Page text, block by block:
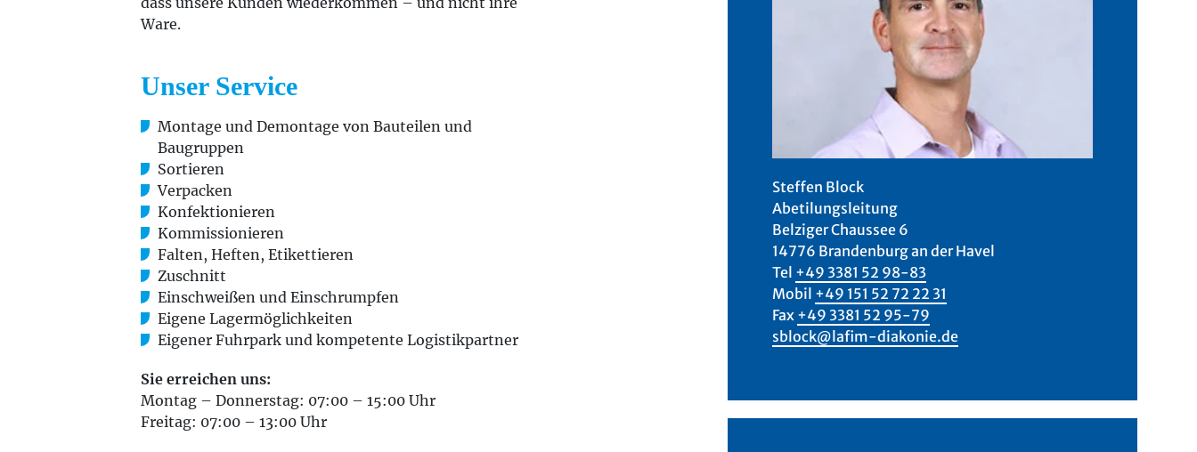
Ware.
Unser Service
Montage und Demontage von Bauteilen und
Baugruppen
Sortieren
Verpacken
Konfektionieren
Kommissionieren
Falten, Heften, Etikettieren
Zuschnitt
Einschweißen und Einschrumpfen
Eigene Lagermöglichkeiten
Eigener Fuhrpark und kompetente Logistikpartner
Sie erreichen uns:
Montag – Donnerstag: 07:00 – 15:00 Uhr
Freitag: 07:00 – 13:00 Uhr
Steffen Block
Abetilungsleitung
Belziger Chaussee 6
14776 Brandenburg an der Havel
Tel +49 3381 52 98-83
Mobil +49 151 52 72 22 31
Fax +49 3381 52 95-79
sblock@lafim-diakonie.de